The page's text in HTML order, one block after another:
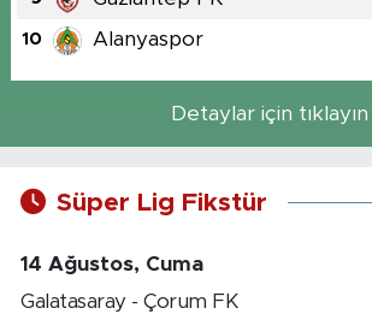
10 Alanyaspor
Detaylar için tıklayın
Süper Lig Fikstür
14 Ağustos, Cuma
Galatasaray - Çorum FK